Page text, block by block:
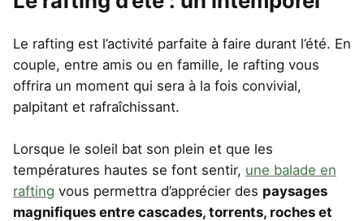
Le rafting est l’activité parfaite à faire durant l’été. En
couple, entre amis ou en famille, le rafting vous
offrira un moment qui sera à la fois convivial,
palpitant et rafraîchissant.
Lorsque le soleil bat son plein et que les
températures hautes se font sentir, une balade en
rafting vous permettra d’apprécier des paysages
magnifiques entre cascades, torrents, roches et